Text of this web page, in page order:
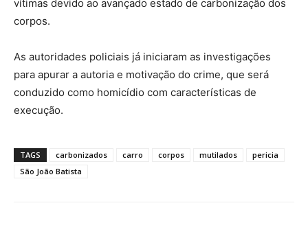
vítimas devido ao avançado estado de carbonização dos
corpos.
As autoridades policiais já iniciaram as investigações
para apurar a autoria e motivação do crime, que será
conduzido como homicídio com características de
execução.
TAGS carbonizados carro corpos mutilados
pericia
São João Batista